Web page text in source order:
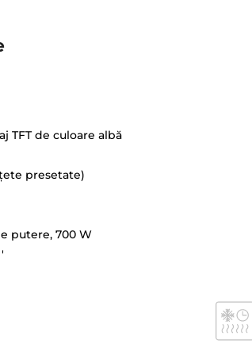
TFT de culoare albă
presetate)
putere, 700 W